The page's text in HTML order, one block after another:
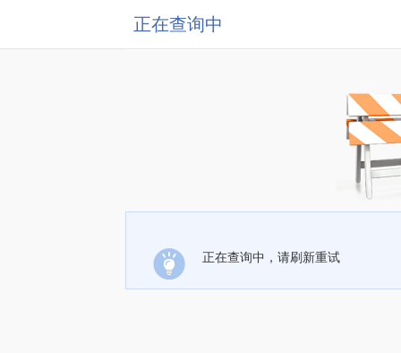
正在查询中
正在查询中，请刷新重试